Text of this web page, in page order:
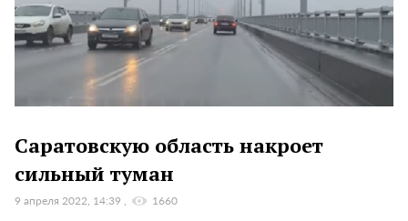
Саратовскую область накроет
сильный туман
9 апреля 2022, 14:39 1660